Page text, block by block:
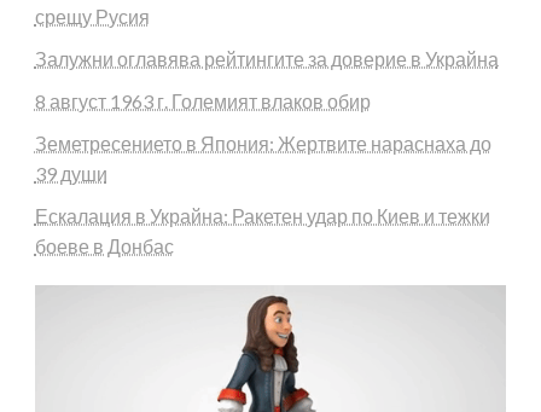
срещу Русия
Залужни оглавява рейтингите за доверие в Украйна
8 август 1963 г. Големият влаков обир
Земетресението в Япония: Жертвите нараснаха до
39 души
Ескалация в Украйна: Ракетен удар по Киев и тежки
боеве в Донбас